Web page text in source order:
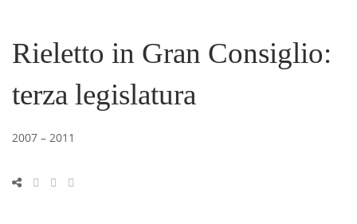
Rieletto in Gran Consiglio:
terza legislatura
2007 – 2011